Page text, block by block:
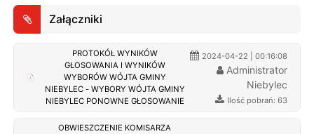
Załączniki
PROTOKÓŁ WYNIKÓW
GŁOSOWANIA I WYNIKÓW
WYBORÓW WÓJTA GMINY
NIEBYLEC - WYBORY WÓJTA GMINY
NIEBYLEC PONOWNE GŁOSOWANIE
2024-04-22 | 00:16:08
Administrator
Niebylec
Ilość pobrań: 63
OBWIESZCZENIE KOMISARZA